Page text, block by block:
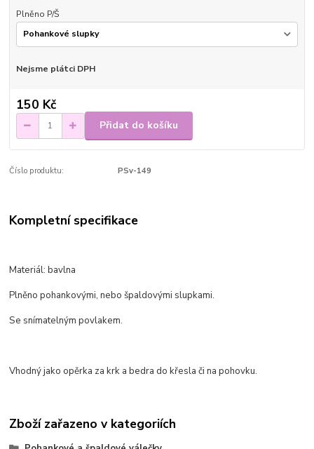
Plněno P/Š
Nejsme plátci DPH
150 Kč
Přidat do košíku
Číslo produktu: PSv-149
Kompletní specifikace
Materiál: bavlna
Plněno pohankovými, nebo špaldovými slupkami.
Se snímatelným povlakem.
Vhodný jako opěrka za krk a bedra do křesla či na pohovku.
Zboží zařazeno v kategoriích